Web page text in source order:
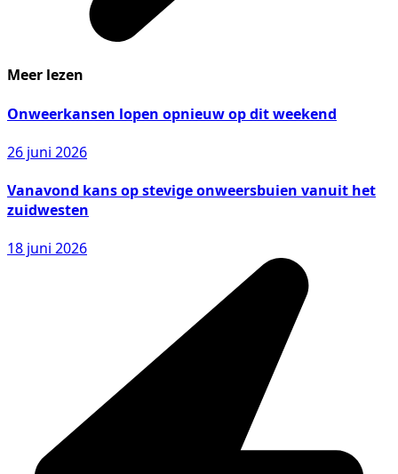
Meer lezen
Onweerkansen lopen opnieuw op dit weekend
26 juni 2026
Vanavond kans op stevige onweersbuien vanuit het
zuidwesten
18 juni 2026